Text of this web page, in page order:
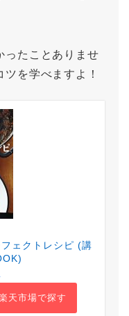
ったことありませ
を学べますよ！
フェクトレシピ (講
天市場で探す